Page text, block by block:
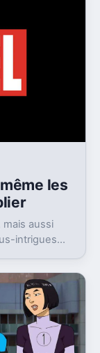
les
mais aussi
intrigues